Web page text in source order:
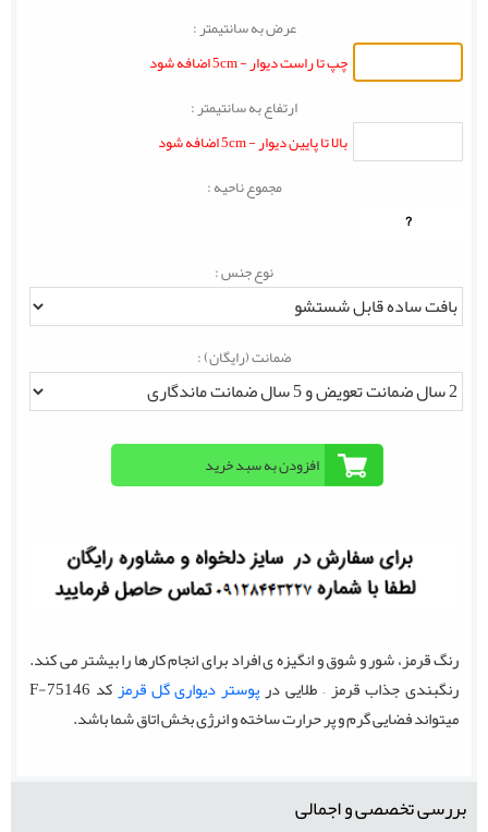
عرض به سانتیمتر :
چپ تا راست دیوار - 5cm اضافه شود
ارتفاع به سانتیمتر :
بالا تا پایین دیوار - 5cm اضافه شود
مجموع ناحیه :
?
نوع جنس :
ضمانت (رایگان) :
رنگ قرمز، شور و شوق و انگیزه ی افراد برای انجام کارها را بیشتر می کند.
رنگبندی جذاب قرمز – طلایی درپوستر دیواری گل قرمز
کد F-75146
میتواند فضایی گرم و پر حرارت ساخته و انرژی بخش اتاق شما باشد.
بررسی تخصصی و اجمالی